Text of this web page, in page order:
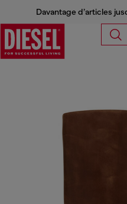
Davantage d’articles